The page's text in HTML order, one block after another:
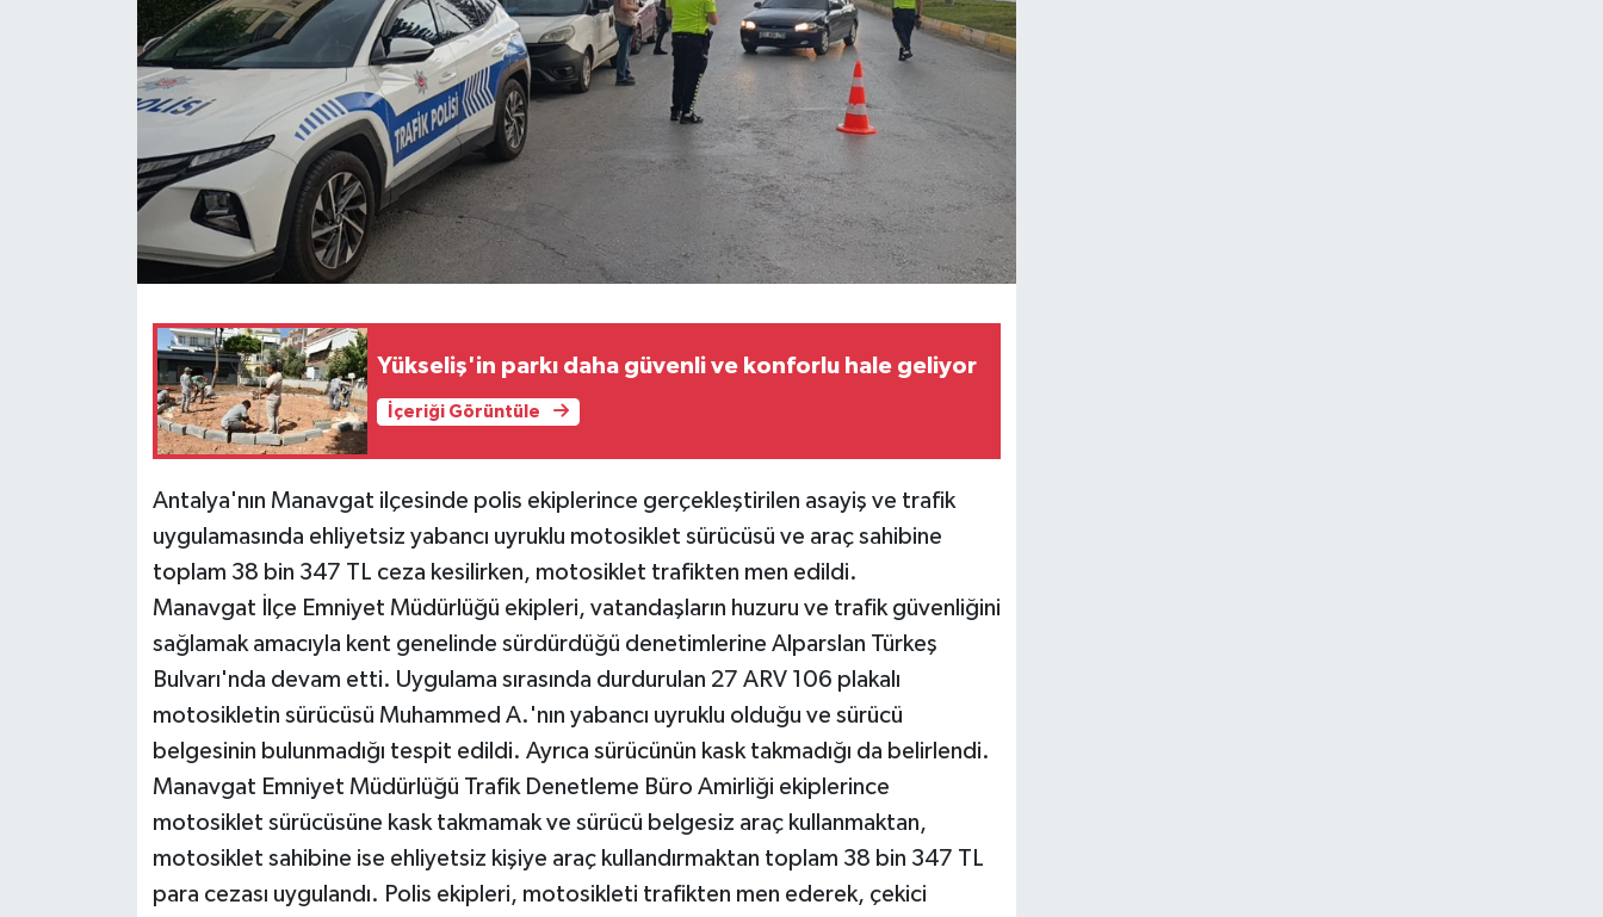
Yükseliş'in parkı daha güvenli ve konforlu hale geliyor
İçeriği Görüntüle
Antalya'nın Manavgat ilçesinde polis ekiplerince gerçekleştirilen asayiş ve trafik
uygulamasında ehliyetsiz yabancı uyruklu motosiklet sürücüsü ve araç sahibine
toplam 38 bin 347 TL ceza kesilirken, motosiklet trafikten men edildi.
Manavgat İlçe Emniyet Müdürlüğü ekipleri, vatandaşların huzuru ve trafik güvenliğini
sağlamak amacıyla kent genelinde sürdürdüğü denetimlerine Alparslan Türkeş
Bulvarı'nda devam etti. Uygulama sırasında durdurulan 27 ARV 106 plakalı
motosikletin sürücüsü Muhammed A.'nın yabancı uyruklu olduğu ve sürücü
belgesinin bulunmadığı tespit edildi. Ayrıca sürücünün kask takmadığı da belirlendi.
Manavgat Emniyet Müdürlüğü Trafik Denetleme Büro Amirliği ekiplerince
motosiklet sürücüsüne kask takmamak ve sürücü belgesiz araç kullanmaktan,
motosiklet sahibine ise ehliyetsiz kişiye araç kullandırmaktan toplam 38 bin 347 TL
para cezası uygulandı. Polis ekipleri, motosikleti trafikten men ederek, çekici
Kültür Sanat
Magazin
Siyaset
Televizyon